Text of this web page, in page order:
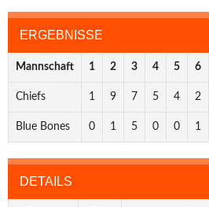
ERGEBNISSE
Mannschaft 1 2 3 4 5 6
Chiefs 1 9 7 5 4 2
Blue Bones 0 1 5 0 0 1
DETAILS